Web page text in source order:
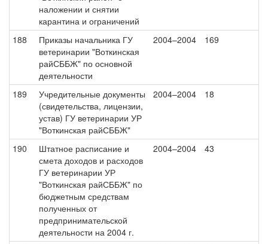
наложении и снятии
карантина и ограничений
188
Приказы начальника ГУ
ветеринарии "Воткинская
райСББЖ" по основной
деятельности
2004–2004 169
189
Учредительные документы
(свидетельства, лицензии,
устав) ГУ ветеринарии УР
"Воткинская райСББЖ"
2004–2004 18
190
Штатное расписание и
смета доходов и расходов
ГУ ветеринарии УР
"Воткинская райСББЖ" по
бюджетным средствам
полученных от
предпринимательской
деятельности на 2004 г.
2004–2004 43